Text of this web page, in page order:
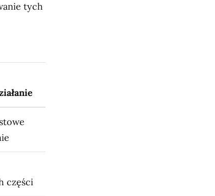
tych
części